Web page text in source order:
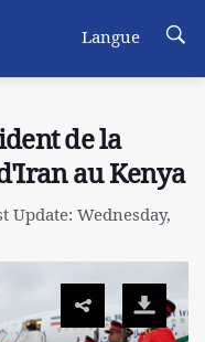
Langue
de la
au Kenya
Update: Wednesday,